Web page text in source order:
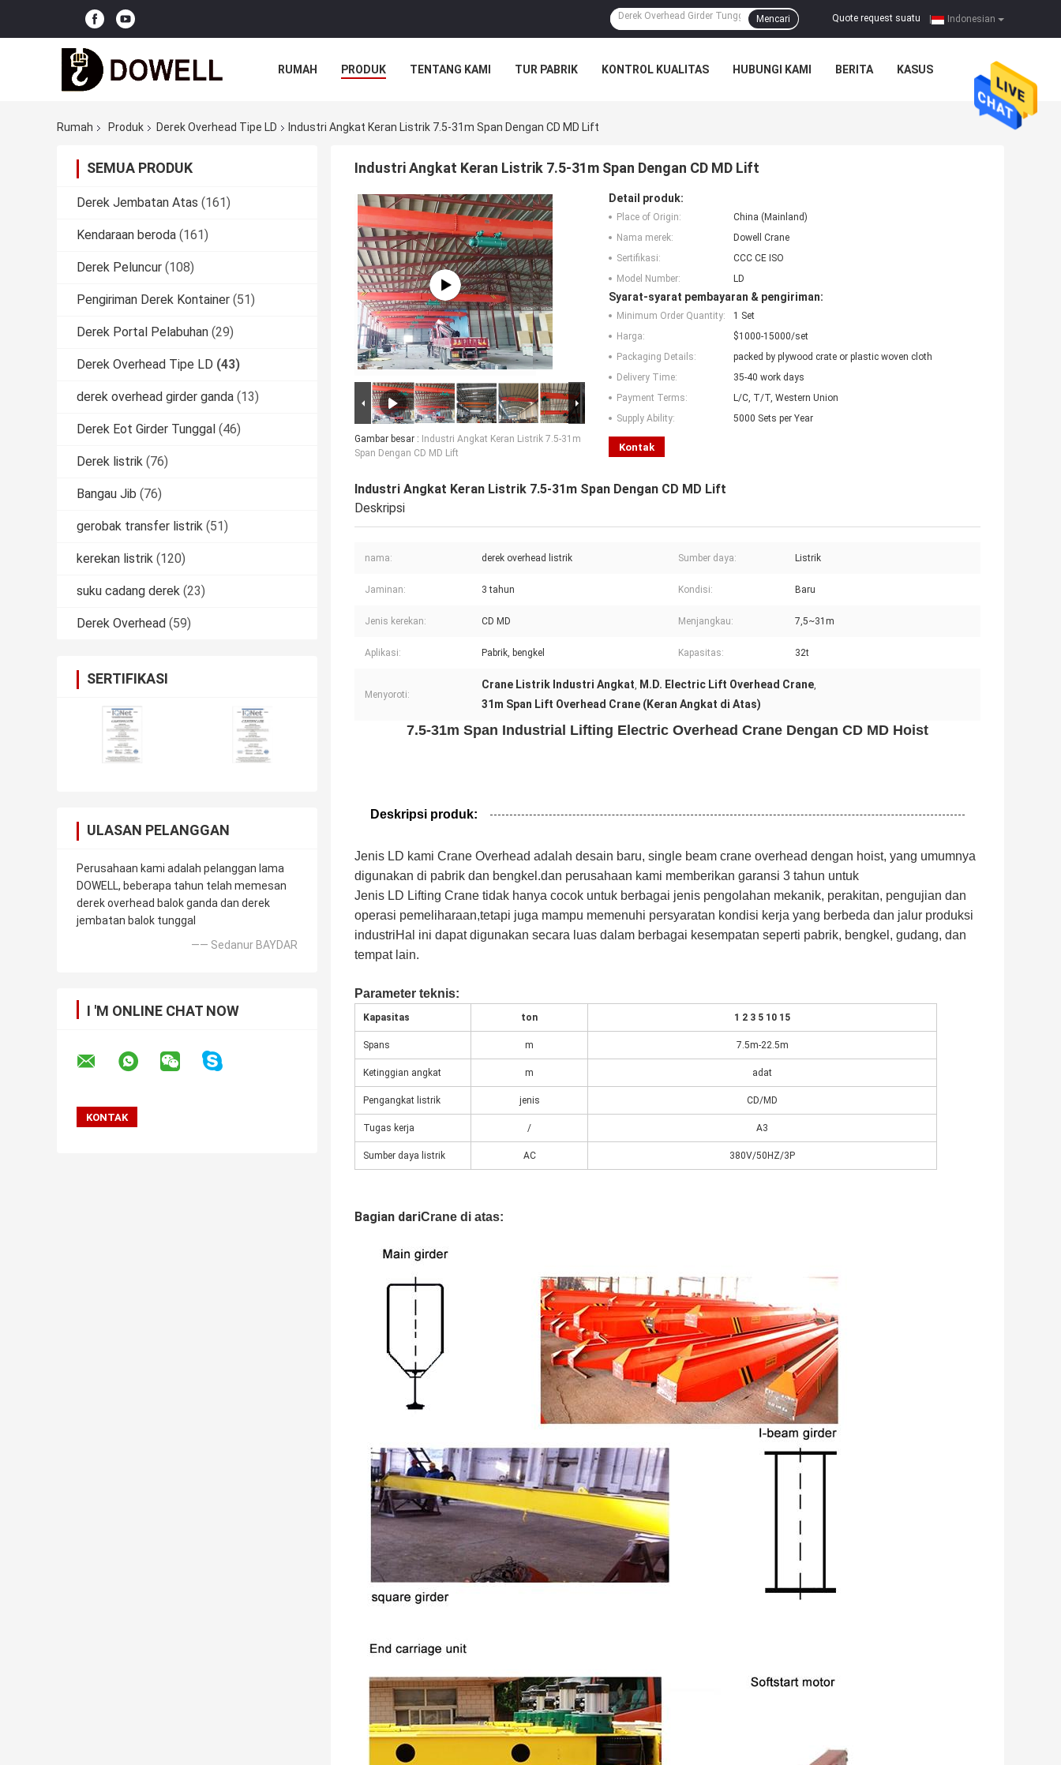
Indonesian
Quote request suatu
Mencari
RUMAH PRODUK TENTANG KAMI TUR PABRIK KONTROL KUALITAS HUBUNGI KAMI BERITA KASUS
Rumah Produk Derek Overhead Tipe LD Industri Angkat Keran Listrik 7.5-31m Span Dengan CD MD Lift
SEMUA PRODUK
Derek Jembatan Atas (161)
Kendaraan beroda (161)
Derek Peluncur (108)
Pengiriman Derek Kontainer (51)
Derek Portal Pelabuhan (29)
Derek Overhead Tipe LD (43)
derek overhead girder ganda (13)
Derek Eot Girder Tunggal (46)
Derek listrik (76)
Bangau Jib (76)
gerobak transfer listrik (51)
kerekan listrik (120)
suku cadang derek (23)
Derek Overhead (59)
SERTIFIKASI
ULASAN PELANGGAN
Perusahaan kami adalah pelanggan lama
DOWELL, beberapa tahun telah memesan
derek overhead balok ganda dan derek
jembatan balok tunggal
—— Sedanur BAYDAR
I 'M ONLINE CHAT NOW
Industri Angkat Keran Listrik 7.5-31m Span Dengan CD MD Lift
Gambar besar : Industri Angkat Keran Listrik 7.5-31m
Span Dengan CD MD Lift
Detail produk:
Place of Origin:
China (Mainland)
Nama merek:
Dowell Crane
Sertifikasi:
CCC CE ISO
Model Number:
LD
Syarat-syarat pembayaran & pengiriman:
Minimum Order Quantity:
1 Set
Harga:
$1000-15000/set
Packaging Details:
packed by plywood crate or plastic woven cloth
Delivery Time:
35-40 work days
Payment Terms:
L/C, T/T, Western Union
Supply Ability:
5000 Sets per Year
Kontak
Industri Angkat Keran Listrik 7.5-31m Span Dengan CD MD Lift
Deskripsi
nama: derek overhead listrik Sumber daya: Listrik
Jaminan: 3 tahun Kondisi: Baru
Jenis kerekan: CD MD Menjangkau: 7,5~31m
Aplikasi: Pabrik, bengkel Kapasitas: 32t
Menyoroti:
Crane Listrik Industri Angkat, M.D. Electric Lift Overhead Crane,
31m Span Lift Overhead Crane (Keran Angkat di Atas)
7.5-31m Span Industrial Lifting Electric Overhead Crane Dengan CD MD Hoist
Deskripsi produk:
Jenis LD kami Crane Overhead adalah desain baru, single beam crane overhead dengan hoist, yang umumnya
digunakan di pabrik dan bengkel.dan perusahaan kami memberikan garansi 3 tahun untuk
Jenis LD Lifting Crane tidak hanya cocok untuk berbagai jenis pengolahan mekanik, perakitan, pengujian dan
operasi pemeliharaan,tetapi juga mampu memenuhi persyaratan kondisi kerja yang berbeda dan jalur produksi
industriHal ini dapat digunakan secara luas dalam berbagai kesempatan seperti pabrik, bengkel, gudang, dan
tempat lain.
Parameter teknis:
Kapasitas ton 1 2 3 5 10 15
Spans m 7.5m-22.5m
Ketinggian angkat m adat
Pengangkat listrik jenis CD/MD
Tugas kerja / A3
Sumber daya listrik AC 380V/50HZ/3P
Bagian dariCrane di atas: